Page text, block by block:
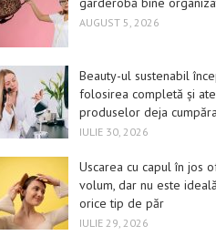
AUGUST 5, 2026
Beauty-ul sustenabil
folosirea completă și
produselor deja
IULIE 30, 2026
Uscarea cu capul în jos
volum, dar nu este
orice tip de păr
IULIE 29, 2026